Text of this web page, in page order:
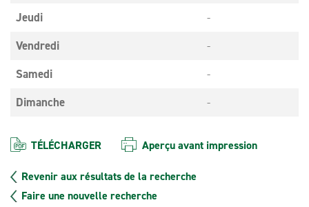
Jeudi
-
Vendredi
-
Samedi
-
Dimanche
-
TÉLÉCHARGER Aperçu avant impression
Revenir aux résultats de la recherche
Faire une nouvelle recherche